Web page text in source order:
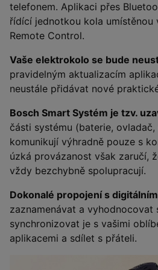
telefonem. Aplikaci přes
řídící jednotkou kola umístěnou
Remote Control.
Vaše elektrokolo se bude
pravidelným aktualizacím
neustále přidávat nové
Bosch Smart Systém je tzv.
části systému (baterie,
komunikují výhradně pouze s
úzká provázanost však zaručí,
vždy bezchybně spolupracují.
Dokonalé propojení s
zaznamenávat a vyhodnocovat
synchronizovat je s vašimi
aplikacemi a sdílet s přáteli.